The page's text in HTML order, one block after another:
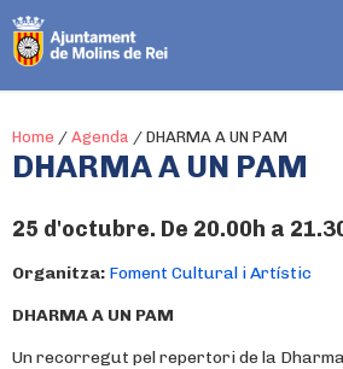
Home / Agenda / DHARMA A UN PAM
DHARMA A UN PAM
25 d'octubre. De 20.00h a
Organitza: Foment Cultural i Artístic
DHARMA A UN PAM
Un recorregut pel repertori de la